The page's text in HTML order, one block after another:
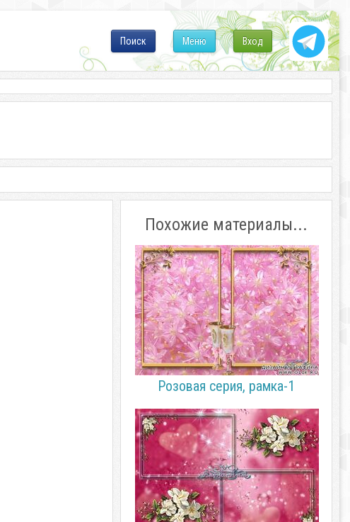
Вход
Меню
Поиск
Похожие материалы...
Розовая серия, рамка-1